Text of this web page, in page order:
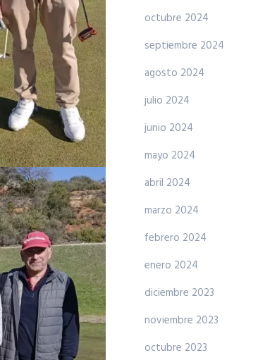
octubre 2024
septiembre 2024
agosto 2024
julio 2024
junio 2024
mayo 2024
abril 2024
marzo 2024
febrero 2024
enero 2024
diciembre 2023
noviembre 2023
octubre 2023